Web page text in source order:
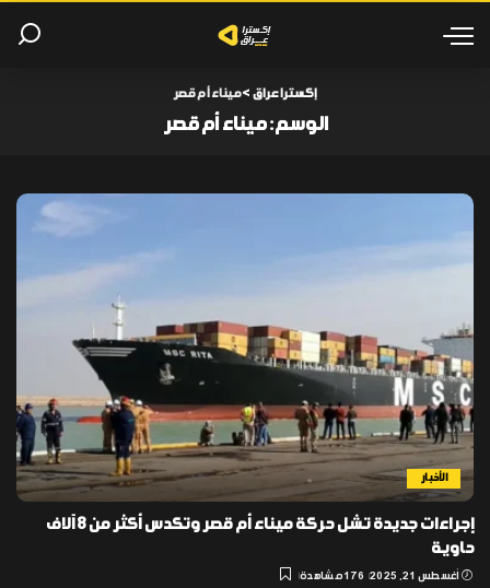
إكسترا عراق >ميناء أم قصر
الوسم:ميناء أم قصر
الأخبار
إجراءات جديدة تشل حركة ميناء أم قصر وتكدس أكثر من 8 آلاف
حاوية
أغسطس 21, 2025 176 مشاهدة